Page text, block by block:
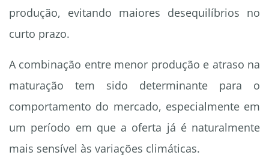
produção, evitando maiores desequilíbrios no
curto prazo.
A combinação entre menor produção e atraso na
maturação tem sido determinante para o
comportamento do mercado, especialmente em
um período em que a oferta já é naturalmente
mais sensível às variações climáticas.